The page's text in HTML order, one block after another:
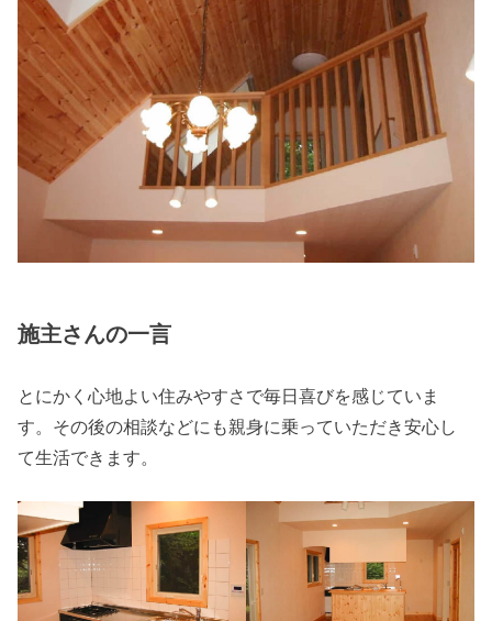
施主さんの一言
とにかく心地よい住みやすさで毎日喜びを感じていま
す。その後の相談などにも親身に乗っていただき安心し
て生活できます。